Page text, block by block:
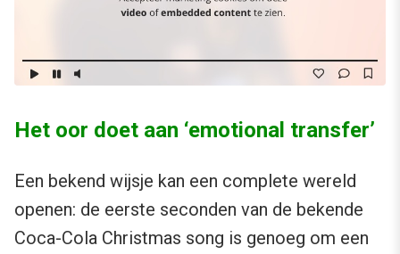
Het oor doet aan ‘emotional transfer’
Een bekend wijsje kan een complete wereld
openen: de eerste seconden van de bekende
Coca-Cola Christmas song is genoeg om een